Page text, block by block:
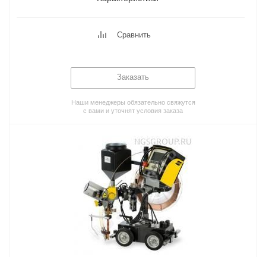
Сравнить
Заказать
Наши менеджеры обязательно свяжутся
с вами и уточнят условия заказа